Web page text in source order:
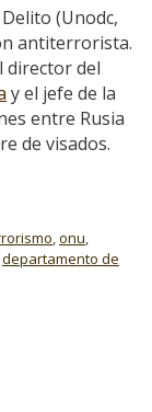
(Unodc,
antiterrorista.
director del
y el jefe de la
entre Rusia
de visados.
onu
departamento de